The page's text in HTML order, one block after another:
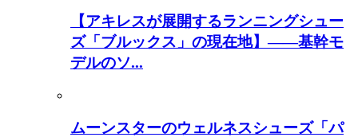
【アキレスが展開するランニングシュー
ズ「ブルックス」の現在地】――基幹モ
デルのソ...
ムーンスターのウェルネスシューズ「パ